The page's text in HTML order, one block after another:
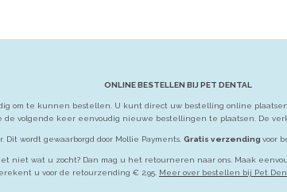
ONLINE BESTELLEN BIJ PET DENTAL
om te kunnen bestellen. U kunt direct uw bestelling online
volgende keer eenvoudig nieuwe bestellingen te plaatsen. De
wordt gewaarborgd door Mollie Payments. Gratis verzending voor
niet wat u zocht? Dan mag u het retourneren naar ons. Maak
u voor de retourzending € 2,95. Meer over bestellen bij Pet